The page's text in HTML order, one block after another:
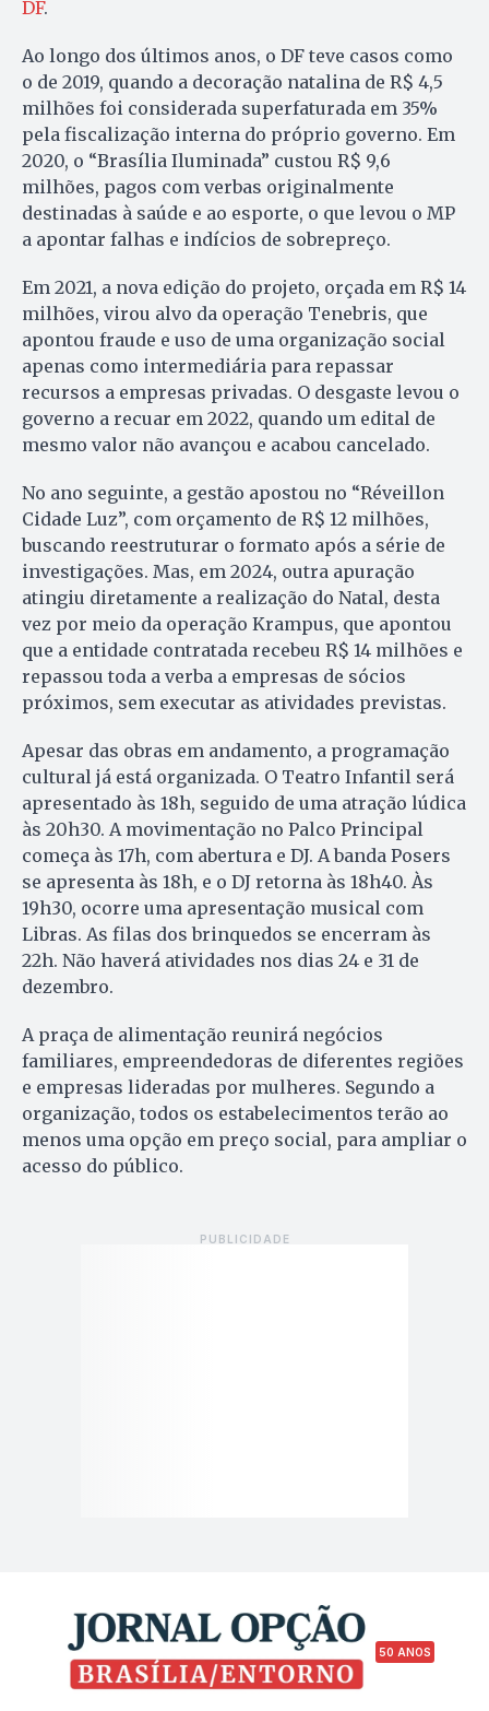
DF.
Ao longo dos últimos anos, o DF teve casos como
o de 2019, quando a decoração natalina de R$ 4,5
milhões foi considerada superfaturada em 35%
pela fiscalização interna do próprio governo. Em
2020, o “Brasília Iluminada” custou R$ 9,6
milhões, pagos com verbas originalmente
destinadas à saúde e ao esporte, o que levou o MP
a apontar falhas e indícios de sobrepreço.
Em 2021, a nova edição do projeto, orçada em R$ 14
milhões, virou alvo da operação Tenebris, que
apontou fraude e uso de uma organização social
apenas como intermediária para repassar
recursos a empresas privadas. O desgaste levou o
governo a recuar em 2022, quando um edital de
mesmo valor não avançou e acabou cancelado.
No ano seguinte, a gestão apostou no “Réveillon
Cidade Luz”, com orçamento de R$ 12 milhões,
buscando reestruturar o formato após a série de
investigações. Mas, em 2024, outra apuração
atingiu diretamente a realização do Natal, desta
vez por meio da operação Krampus, que apontou
que a entidade contratada recebeu R$ 14 milhões e
repassou toda a verba a empresas de sócios
próximos, sem executar as atividades previstas.
Apesar das obras em andamento, a programação
cultural já está organizada. O Teatro Infantil será
apresentado às 18h, seguido de uma atração lúdica
às 20h30. A movimentação no Palco Principal
começa às 17h, com abertura e DJ. A banda Posers
se apresenta às 18h, e o DJ retorna às 18h40. Às
19h30, ocorre uma apresentação musical com
Libras. As filas dos brinquedos se encerram às
22h. Não haverá atividades nos dias 24 e 31 de
dezembro.
A praça de alimentação reunirá negócios
familiares, empreendedoras de diferentes regiões
e empresas lideradas por mulheres. Segundo a
organização, todos os estabelecimentos terão ao
menos uma opção em preço social, para ampliar o
acesso do público.
50 ANOS